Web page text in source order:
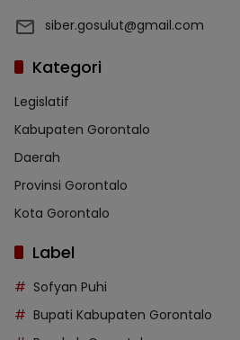
siber.gosulut@gmail.com
Kategori
Legislatif
Kabupaten Gorontalo
Daerah
Provinsi Gorontalo
Kota Gorontalo
Label
Sofyan Puhi
Bupati Kabupaten Gorontalo